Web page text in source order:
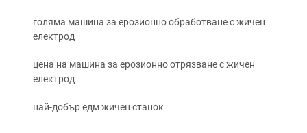
голяма машина за ерозионно обработване с жичен
електрод
цена на машина за ерозионно отрязване с жичен
електрод
най-добър едм жичен станок